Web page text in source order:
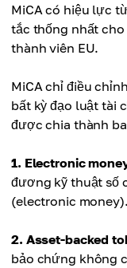
MiCA có hiệu lực
tắc thống nhất cho
thành viên EU.
MiCA chỉ điều
bất kỳ đạo luật tài
được chia thành
1. Electronic
đương kỹ thuật số
(electronic money).
2. Asset-backed
bảo chứng không